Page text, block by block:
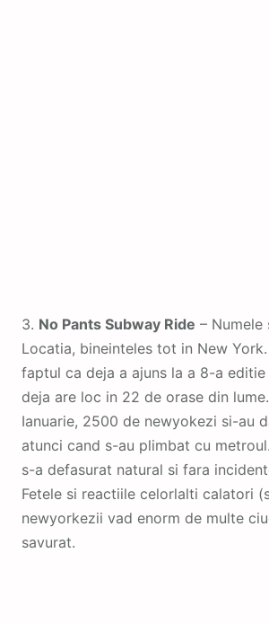
3. No Pants Subway Ride – Numele
Locatia, bineinteles tot in New
faptul ca deja a ajuns la a 8-a editie
deja are loc in 22 de orase din
Ianuarie, 2500 de newyokezi si-au
atunci cand s-au plimbat cu
s-a defasurat natural si fara
Fetele si reactiile celorlalti calatori
newyorkezii vad enorm de multe
savurat.